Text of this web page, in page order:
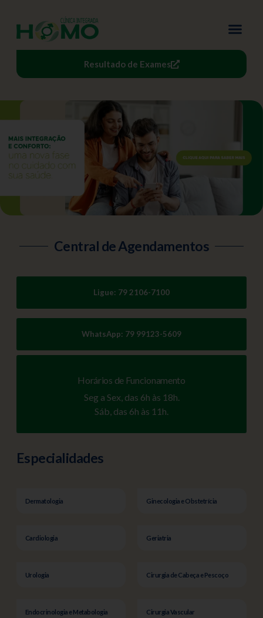
Resultado de Exames
Central de Agendamentos
Ligue: 79 2106-7100
WhatsApp: 79 99123-5609
Horários de Funcionamento
Seg a Sex, das 6h às 18h.
Sáb, das 6h às 11h.
Especialidades
Dermatologia Ginecologia e Obstetrícia
Cardiologia Geriatria
Urologia Cirurgia de Cabeça e Pescoço
Endocrinologia e Metabologia Cirurgia Vascular